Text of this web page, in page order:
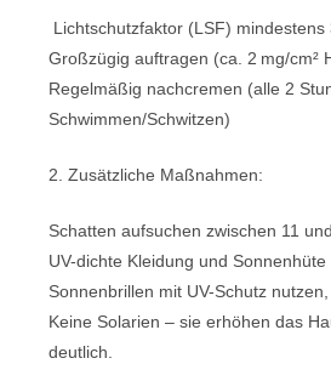
Lichtschutzfaktor (LSF) mindestens
Großzügig auftragen (ca. 2 mg/cm²
Regelmäßig nachcremen (alle 2
Schwimmen/Schwitzen)
2. Zusätzliche Maßnahmen:
Schatten aufsuchen zwischen 11
UV-dichte Kleidung und Sonnenhüte
Sonnenbrillen mit UV-Schutz nutzen,
Keine Solarien – sie erhöhen das
deutlich.